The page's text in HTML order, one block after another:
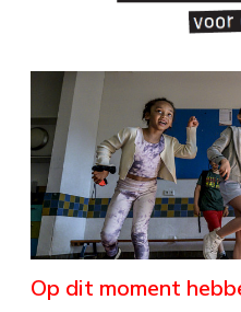
Op dit moment